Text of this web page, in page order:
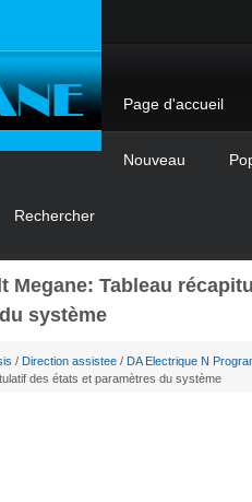
Page d'accueil
Nouveau
Rechercher
Megane: Tableau
système
/ Direction assistee / DA Electrique N
des états et paramètres du système